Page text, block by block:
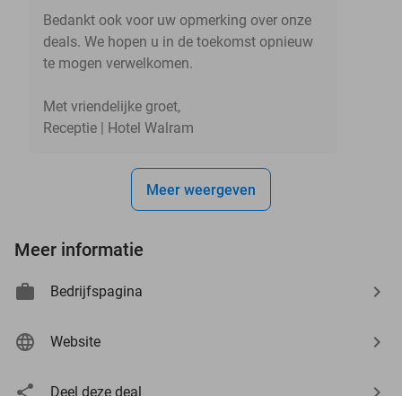
Bedankt ook voor uw opmerking over onze
deals. We hopen u in de toekomst opnieuw
te mogen verwelkomen.
Met vriendelijke groet,
Receptie | Hotel Walram
Meer weergeven
Meer informatie
Bedrijfspagina
Website
Deel deze deal